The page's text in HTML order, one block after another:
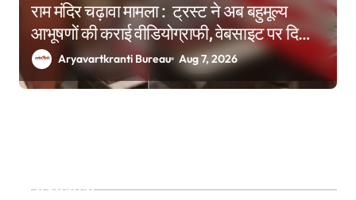
राम मंदिर चढ़ावा मामला : ट्रस्ट ने अब बहुमूल्य
आभूषणों की कराई वीडियोग्राफी, वेबसाइट पर दिखाने
की तैयारीAryavartkranti Bureau Aug 7, 2026
Search